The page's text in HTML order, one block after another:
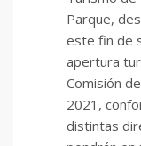
Parque,
este fin de
apertura
Comisión
2021,
distintas